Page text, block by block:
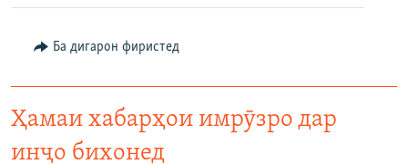
Ба дигарон фиристед
Ҳамаи хабарҳои имрӯзро дар
инҷо бихонед